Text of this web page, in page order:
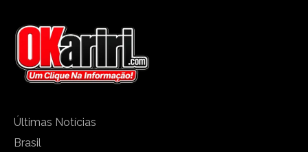
Últimas Notícias
Brasil